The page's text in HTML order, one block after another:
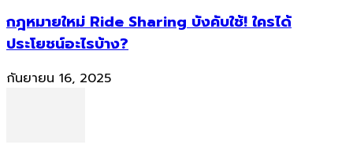
กฎหมายใหม่ Ride Sharing บังคับใช้! ใครได้
ประโยชน์อะไรบ้าง?
กันยายน 16, 2025